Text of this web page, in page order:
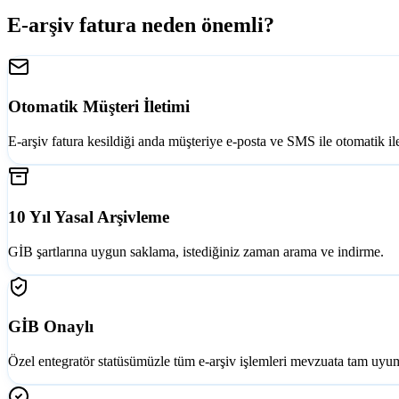
E-arşiv fatura neden önemli?
Otomatik Müşteri İletimi
E-arşiv fatura kesildiği anda müşteriye e-posta ve SMS ile otomatik
10 Yıl Yasal Arşivleme
GİB şartlarına uygun saklama, istediğiniz zaman arama ve indirme.
GİB Onaylı
Özel entegratör statüsümüzle tüm e-arşiv işlemleri mevzuata tam